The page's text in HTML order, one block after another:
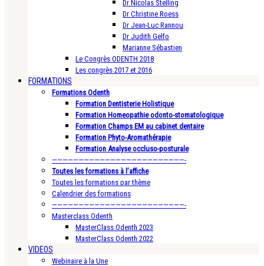
Dr Nicolas Stelling
Dr Christine Roess
Dr Jean-Luc Rannou
Dr Judith Gelfo
Marianne Sébastien
Le Congrès ODENTH 2018
Les congrès 2017 et 2016
FORMATIONS
Formations Odenth
Formation Dentisterie Holistique
Formation Homeopathie odonto-stomatologique
Formation Champs EM au cabinet dentaire
Formation Phyto-Aromathérapie
Formation Analyse occluso-posturale
—————————————————————————-
Toutes les formations à l’affiche
Toutes les formations par thème
Calendrier des formations
—————————————————————————-
Masterclass Odenth
MasterClass Odenth 2023
MasterClass Odenth 2022
VIDEOS
Webinaire à la Une